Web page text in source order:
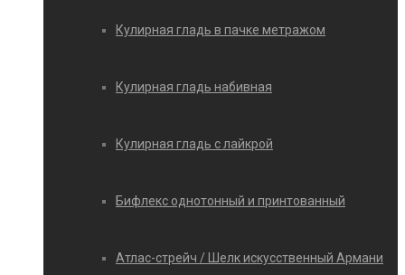
Кулирная гладь в пачке метражом
Кулирная гладь набивная
Кулирная гладь с лайкрой
Бифлекс однотонный и принтованный
Атлас-стрейч / Шелк искусственный Армани